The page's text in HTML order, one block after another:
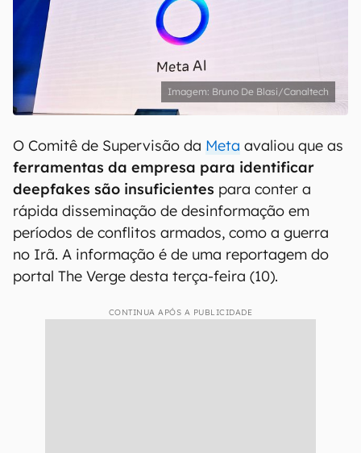
Bruno De Blasi/Canaltech
O Comitê de Supervisão da Meta avaliou que as
ferramentas da empresa para identificar
deepfakes são insuficientes para conter a
rápida disseminação de desinformação em
períodos de conflitos armados, como a guerra
no Irã. A informação é de uma reportagem do
portal The Verge desta terça-feira (10).
CONTINUA APÓS A PUBLICIDADE